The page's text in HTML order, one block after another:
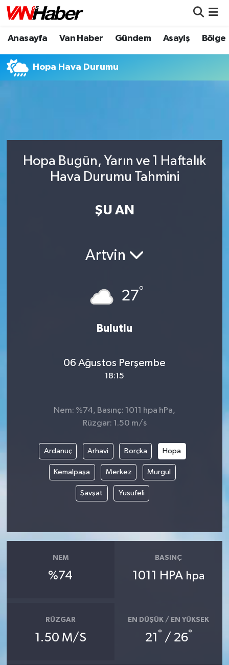
Anasayfa Van Haber Gündem Asayiş Bölge
Hopa Hava Durumu
Hopa Bugün, Yarın ve 1 Haftalık
Hava Durumu Tahmini
ŞU AN
Artvin
27°
Bulutlu
06 Ağustos Perşembe
18:15
Nem: %74, Basınç: 1011 hpa hPa,
Rüzgar: 1.50 m/s
Ardanuç Arhavi Borçka Hopa
Kemalpaşa Merkez Murgul
Şavşat Yusufeli
NEM
%74
BASINÇ
1011 HPA hpa
RÜZGAR
1.50 M/S
EN DÜŞÜK / EN YÜKSEK
21 ° / 26°
Nöbetçi Eczaneler
Hava Durumu
Son Dakika Haberleri